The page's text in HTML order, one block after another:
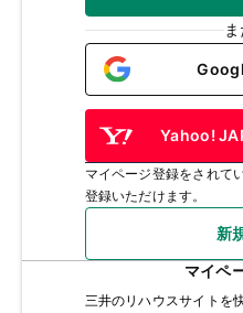
ま
Yahoo!
マイページ登録をされて
登録いただけます。
新
マイペ
三井のリハウスサイトを